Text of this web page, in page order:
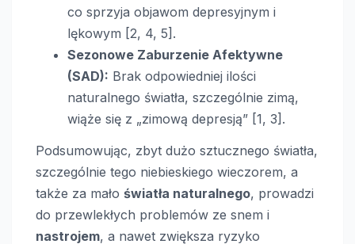
co sprzyja objawom depresyjnym i
lękowym [2, 4, 5].
Sezonowe Zaburzenie Afektywne
(SAD): Brak odpowiedniej ilości
naturalnego światła, szczególnie zimą,
wiąże się z „zimową depresją” [1, 3].
Podsumowując, zbyt dużo sztucznego światła,
szczególnie tego niebieskiego wieczorem, a
także za mało światła naturalnego, prowadzi
do przewlekłych problemów ze snem i
nastrojem, a nawet zwiększa ryzyko